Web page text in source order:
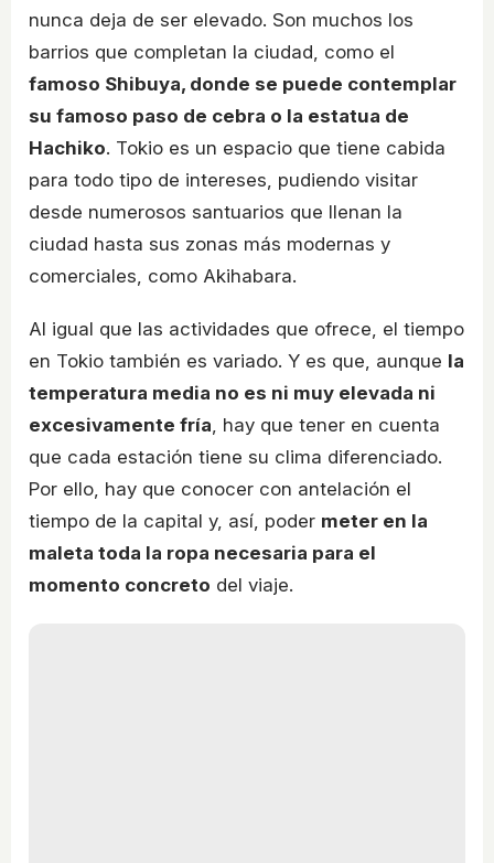
nunca deja de ser elevado. Son muchos los
barrios que completan la ciudad, como el
famoso Shibuya, donde se puede contemplar
su famoso paso de cebra o la estatua de
Hachiko. Tokio es un espacio que tiene cabida
para todo tipo de intereses, pudiendo visitar
desde numerosos santuarios que llenan la
ciudad hasta sus zonas más modernas y
comerciales, como Akihabara.
Al igual que las actividades que ofrece, el tiempo
en Tokio también es variado. Y es que, aunque la
temperatura media no es ni muy elevada ni
excesivamente fría , hay que tener en cuenta
que cada estación tiene su clima diferenciado.
Por ello, hay que conocer con antelación el
tiempo de la capital y, así, poder meter en la
maleta toda la ropa necesaria para el
momento concreto del viaje.